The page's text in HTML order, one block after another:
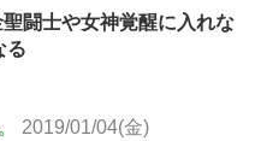
闘士や女神覚醒に入れな
る
2019/01/04(金)